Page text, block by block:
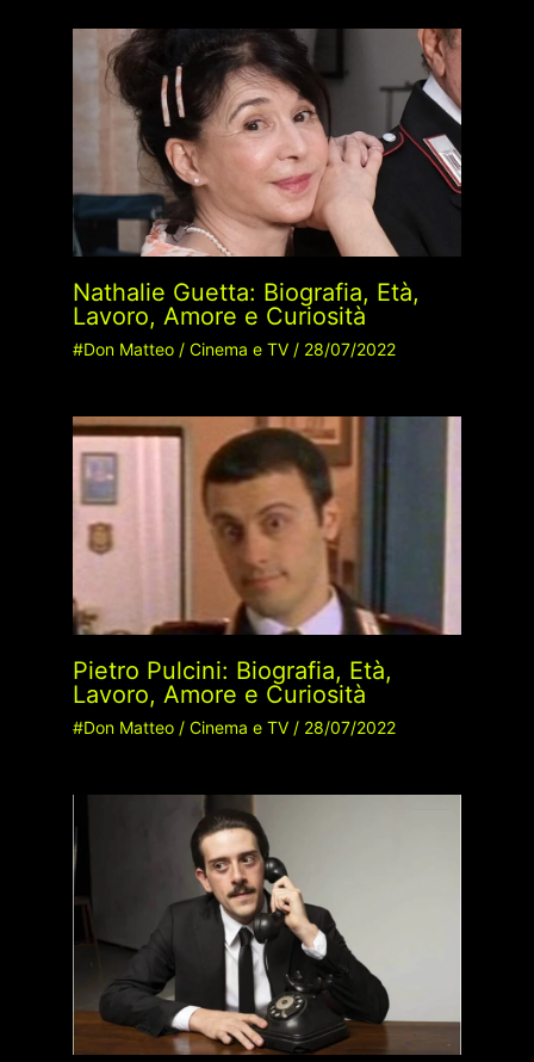
Nathalie Guetta: Biografia, Età,
Lavoro, Amore e Curiosità
#Don Matteo/ Cinema e TV/ 28/07/2022
Pietro Pulcini: Biografia, Età,
Lavoro, Amore e Curiosità
#Don Matteo/ Cinema e TV/ 28/07/2022